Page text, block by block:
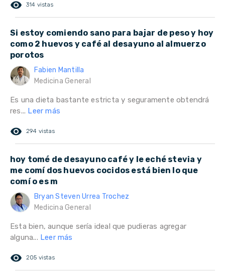
remove_red_eye 314 vistas
Si estoy comiendo sano para bajar de peso y hoy
como 2 huevos y café al desayuno al almuerzo
porotos
Fabien Mantilla
Medicina General
Es una dieta bastante estricta y seguramente obtendrá
res... Leer más
remove_red_eye 294 vistas
hoy tomé de desayuno café y le eché stevia y
me comí dos huevos cocidos está bien lo que
comí o es m
Bryan Steven Urrea Trochez
Medicina General
Esta bien, aunque sería ideal que pudieras agregar
alguna... Leer más
remove_red_eye 205 vistas